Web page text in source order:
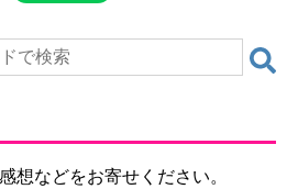
想などをお寄せください。